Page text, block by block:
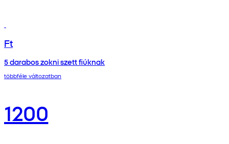
Ft
5 darabos zokni szett fiúknak
többféle változatban
1200